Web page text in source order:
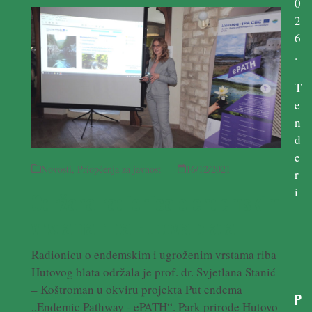
Novosti Priopćenja za javnost 16/12/2021
Radionicu o endemskim i ugroženim vrstama riba
Hutovog blata održala je prof. dr. Svjetlana Stanić
– Koštroman u okviru projekta Put endema
„Endemic Pathway - ePATH“. Park prirode Hutovo
2
6
.
T
e
n
d
e
r
i
P